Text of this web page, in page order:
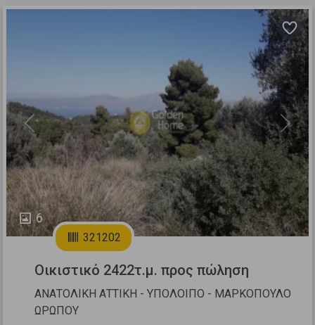
6
Previous Next
321202
Οικιστικό 2422τ.μ. προς πώληση
ΑΝΑΤΟΛΙΚΗ ΑΤΤΙΚΗ - ΥΠΟΛΟΙΠΟ - ΜΑΡΚΟΠΟΥΛΟ
ΩΡΩΠΟΥ